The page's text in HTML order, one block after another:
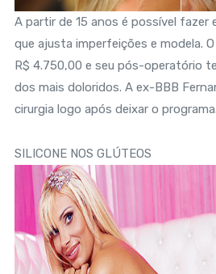
A partir de 15 anos é possível fazer
que ajusta imperfeições e modela.
R$ 4.750,00 e seu pós-operatório
dos mais doloridos. A ex-BBB
cirurgia logo após deixar o programa.
SILICONE NOS GLÚTEOS